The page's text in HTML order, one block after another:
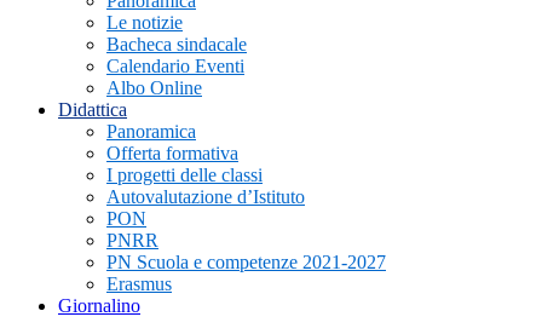
Le notizie
Bacheca sindacale
Calendario Eventi
Albo Online
Didattica
Panoramica
Offerta formativa
I progetti delle classi
Autovalutazione d’Istituto
PON
PNRR
PN Scuola e competenze 2021-2027
Erasmus
Giornalino